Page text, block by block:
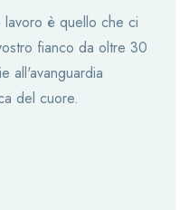
è quello che ci
fianco da oltre 30
all'avanguardia
del cuore.